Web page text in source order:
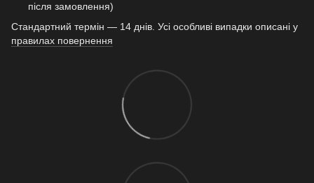
після замовлення)
Стандартний термін — 14 днів. Усі особливі випадки описані у
правилах повернення